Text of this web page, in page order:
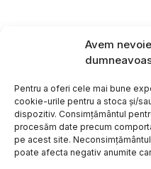
Avem
Pentru a oferi cele mai bune
cookie-urile pentru a stoca și/
dispozitiv. Consimțământul
procesăm date precum
pe acest site.
poate afecta negativ anumite